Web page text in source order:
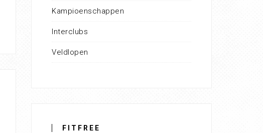
Kampioenschappen
Interclubs
Veldlopen
FITFREE